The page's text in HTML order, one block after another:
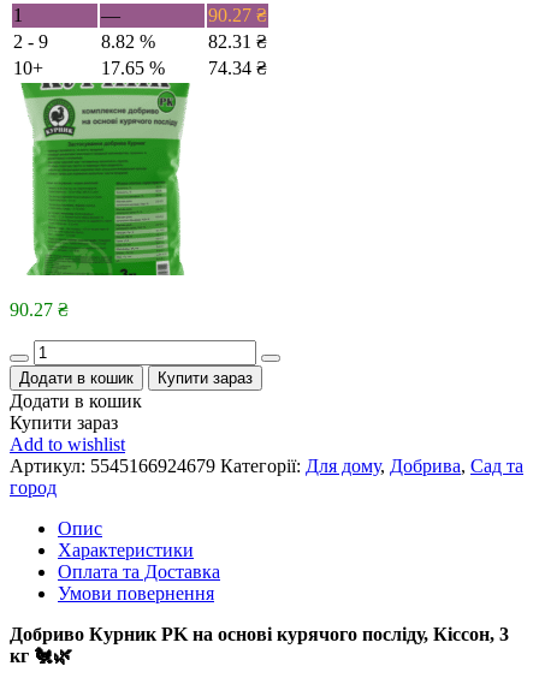
1
— 90.27 ₴
2 - 9
8.82 % 82.31 ₴
10+
17.65 % 74.34 ₴
90.27 ₴
Quantity
Додати в кошик Купити зараз
Додати в кошик
Купити зараз
Add to wishlist
Артикул: 5545166924679 Категорії: Для дому, Добрива, Сад та
город
Опис
Характеристики
Оплата та Доставка
Умови повернення
Добриво Курник PK на основі курячого посліду, Кіссон, 3
кг 🐔🌿